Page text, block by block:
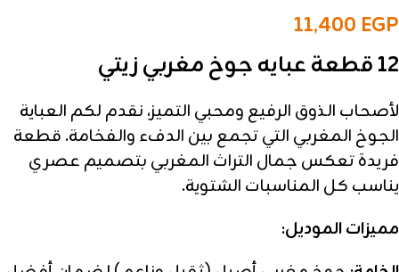
11,400 EGP
12 قطعة عبايه جوخ مغربي زيتي
لأصحاب الذوق الرفيع ومحبي التميز، نقدم لكم العباية
الجوخ المغربي التي تجمع بين الدفء والفخامة. قطعة
فريدة تعكس جمال التراث المغربي بتصميم عصري
يناسب كل المناسبات الشتوية.
مميزات الموديل: